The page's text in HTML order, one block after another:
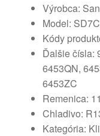
Výrobca:
Model:
Kódy
Ďalšie čísla:
6453QN,
6453ZC
Remenica:
Chladivo:
Kategória: